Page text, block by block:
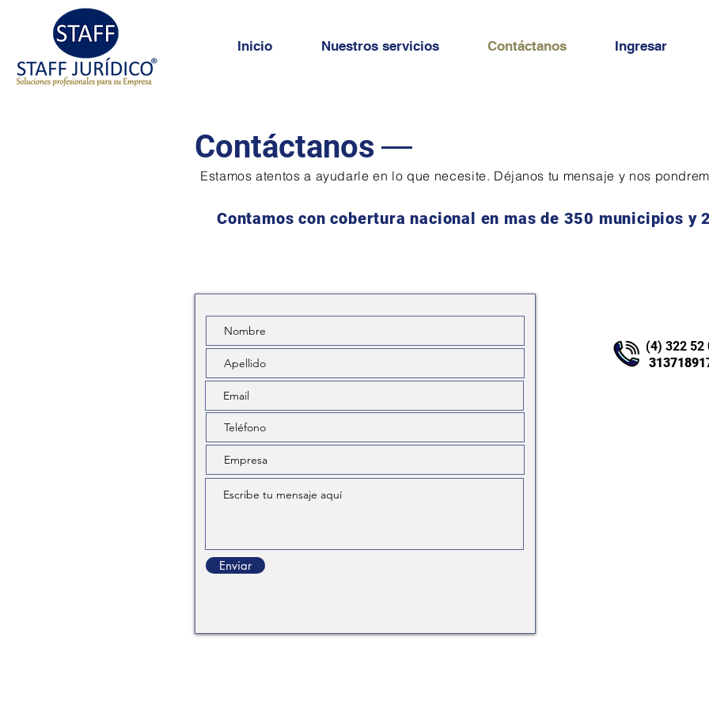
Inicio Nuestros servicios Contáctanos Ingresar
Contáctanos
Estamos atentos a ayudarle en lo que necesite. Déjanos tu mensaje y nos
Contamos con cobertura nacional en mas de 350 municipios y
Enviar
(4) 322 52